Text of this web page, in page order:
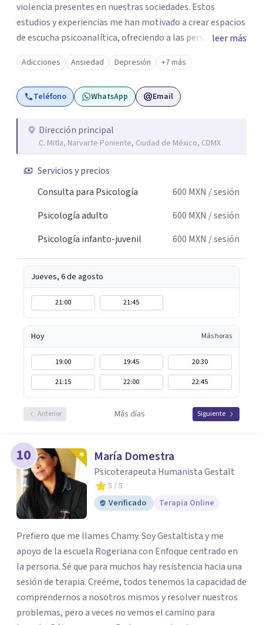
violencia presentes en nuestras sociedades. Estos
estudios y experiencias me han motivado a crear espacios
de escucha psicoanalítica, ofreciendo a las personas la
oportunidad de hablar sobre aquello que les causa
padecimiento y buscar diversas formas de abordaje y
acompañamiento.
leer más
Adicciones Ansiedad Depresión +7 más
Teléfono WhatsApp Email
Dirección principal
C. Mitla, Narvarte Poniente, Ciudad de México, CDMX
Servicios y precios
Consulta para Psicología
600 MXN / sesión
Psicología adulto
600 MXN / sesión
Psicología infanto-juvenil
600 MXN / sesión
Jueves, 6 de agosto
21:00 21:45
Hoy Más horas
19:00 19:45
20:30
21:15
22:00 22:45
Anterior Más días Siguiente
10 María Domestra
Psicoterapeuta Humanista Gestalt
5 / 5
Verificado
Terapia Online
Prefiero que me llames Chamy. Soy Gestaltista y me
apoyo de la escuela Rogeriana con Enfoque centrado en
la persona. Sé que para muchos hay resistencia hacia una
sesión de terapia. Creéme, todos tenemos la capacidad de
comprendernos a nosotros mismos y resolver nuestros
problemas, pero a veces no vemos el camino para